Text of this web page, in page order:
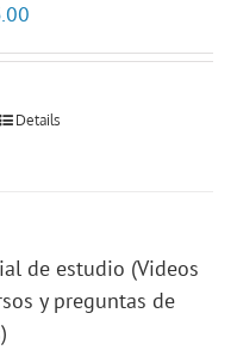
$2,305.00.
Details
de estudio (Videos
y preguntas de